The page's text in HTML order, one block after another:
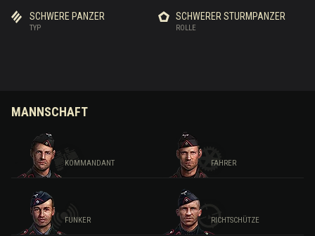
TYP
SCHWERE PANZER
ROLLE
SCHWERER STURMPANZER
MANNSCHAFT
KOMMANDANT FAHRER
FUNKER RICHTSCHÜTZE